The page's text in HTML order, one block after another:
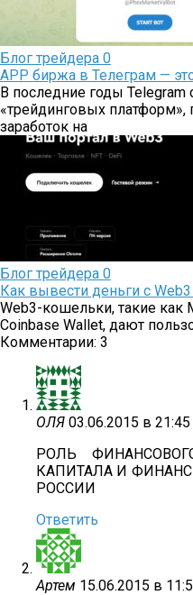
Блог трейдера 0
APP биржа в Телеграм —
В последние годы Telegram
«трейдинговых
заработок на
Блог трейдера 0
Как вывести деньги с
Web3-кошельки, такие как
Coinbase Wallet, дают
Комментарии: 3
ОЛЯ 03.06.2015 в 21:45
РОЛЬ
КАПИТАЛА И
РОССИИ
Ответить
Артем 15.06.2015 в